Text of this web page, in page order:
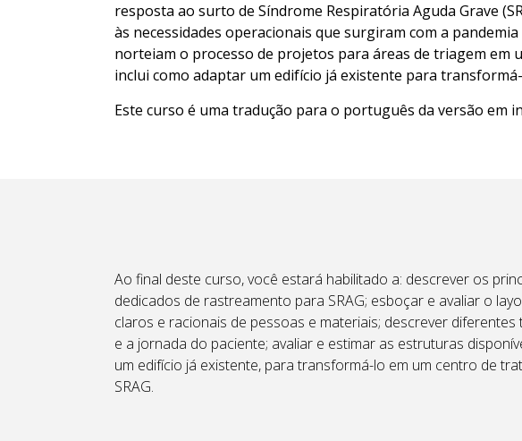
resposta ao surto de Síndrome Respiratória Aguda Grave
às necessidades operacionais que surgiram com a
norteiam o processo de projetos para áreas de triagem em
inclui como adaptar um edifício já existente para
Este curso é uma tradução para o português da versão em
Ao final deste curso, você estará habilitado a: descrever os
dedicados de rastreamento para SRAG; esboçar e avaliar o
claros e racionais de pessoas e materiais; descrever
e a jornada do paciente; avaliar e estimar as estruturas
um edifício já existente, para transformá-lo em um centro de
SRAG.